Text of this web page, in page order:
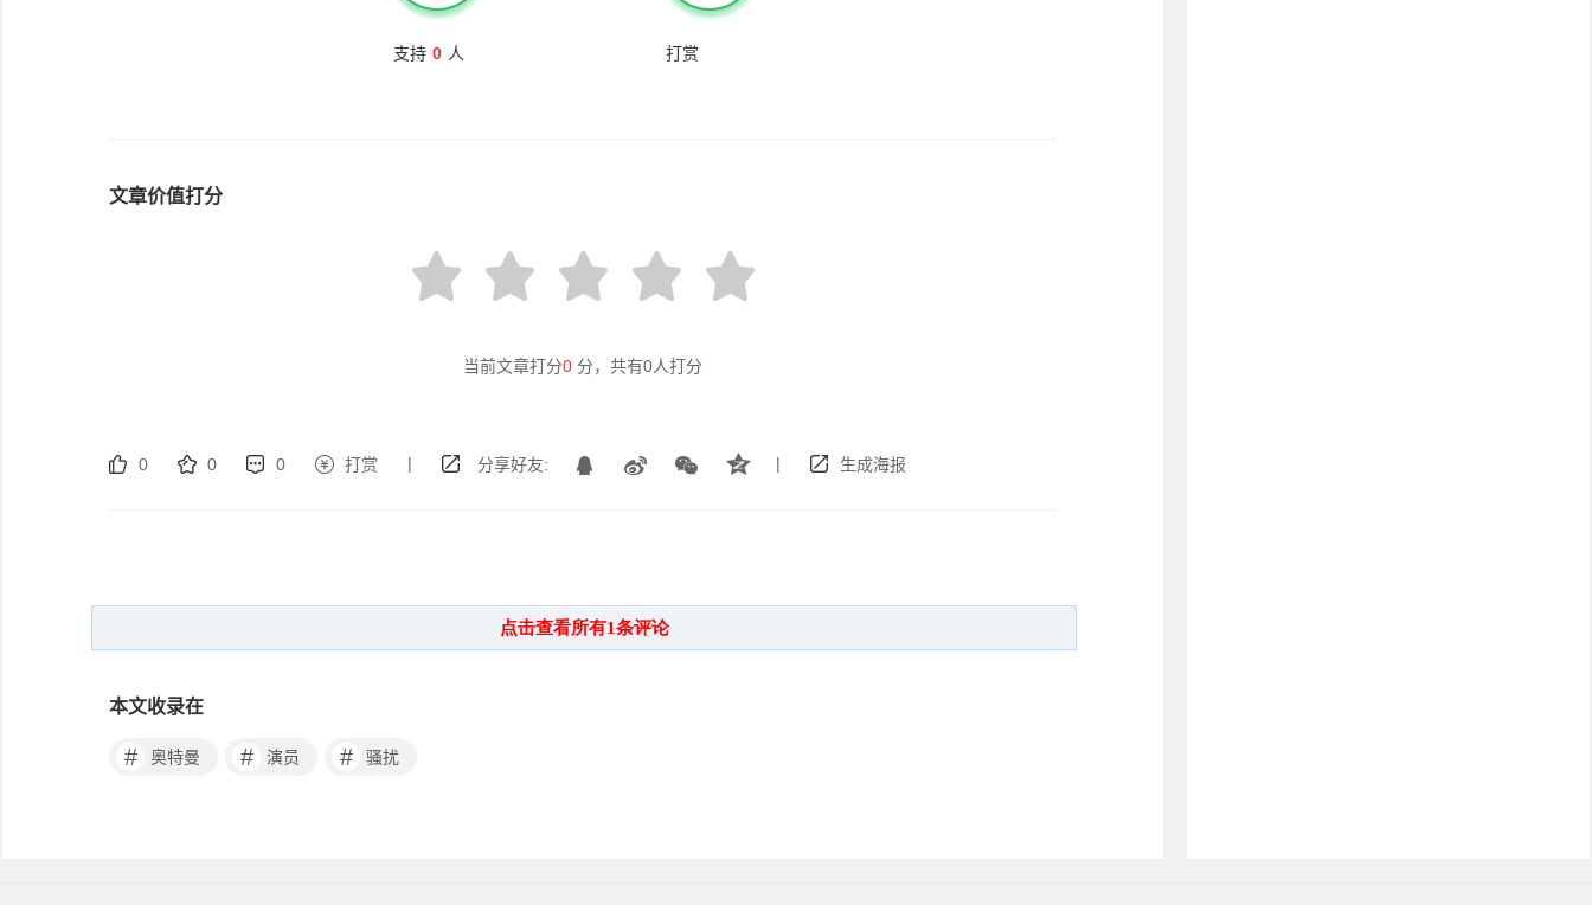
支持 0 人 打赏
文章价值打分
当前文章打分0 分，共有0人打分
0 0 0 打赏 | 分享好友: | 生成海报
本文收录在
# 奥特曼 # 演员 # 骚扰